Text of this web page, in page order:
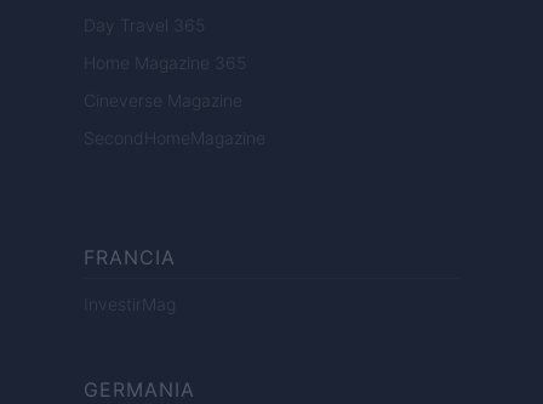
Day Travel 365
Home Magazine 365
Cineverse Magazine
SecondHomeMagazine
FRANCIA
InvestirMag
GERMANIA